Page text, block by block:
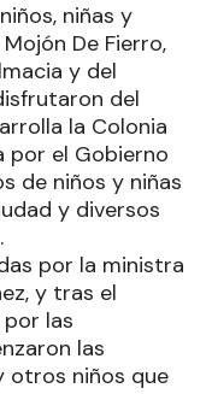
niñas y
De Fierro,
y del
del
la Colonia
por el Gobierno
de niños y niñas
y diversos
por la ministra
y tras el
las
las
otros niños que